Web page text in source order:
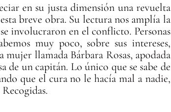
en su justa dimensión una revuelta
breve obra. Su lectura nos amplía la
involucraron en el conflicto. Personas
muy poco, sobre sus intereses,
llamada Bárbara Rosas, apodada
de un capitán. Lo único que se sabe de
que el cura no le hacía mal a nadie,